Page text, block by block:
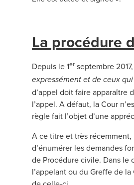
La procédure
Depuis le 1er septembre
expressément et de ceux
d’appel doit faire apparaître
l’appel. A défaut, la Cour
règle fait l’objet d’une
A ce titre et très
d’énumérer les demandes
de Procédure civile. Dans le
l’appelant ou du Greffe de